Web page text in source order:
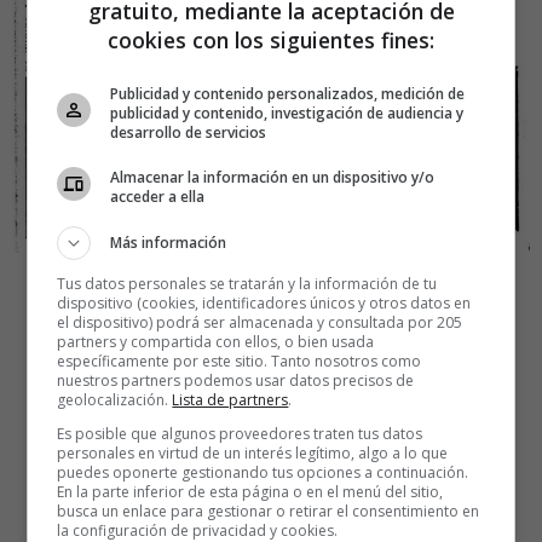
¡PAREN LAS ROTATIVAS!
EL MISTERIO DE LAS
AGENCIAS DE
DETECTIVES
Aunque las agencias de detectives tienen ese aura
gratuito, mediante la aceptación de
cookies con los siguientes fines:
Publicidad y contenido personalizados, medición de
publicidad y contenido, investigación de audiencia y
desarrollo de servicios
Almacenar la información en un dispositivo y/o
acceder a ella
Más información
Tus datos personales se tratarán y la información de tu
dispositivo (cookies, identificadores únicos y otros datos en
el dispositivo) podrá ser almacenada y consultada por 205
partners y compartida con ellos, o bien usada
específicamente por este sitio. Tanto nosotros como
nuestros partners podemos usar datos precisos de
geolocalización. Lista de partners.
Es posible que algunos proveedores traten tus datos
personales en virtud de un interés legítimo, algo a lo que
puedes oponerte gestionando tus opciones a continuación.
En la parte inferior de esta página o en el menú del sitio,
busca un enlace para gestionar o retirar el consentimiento en
la configuración de privacidad y cookies.